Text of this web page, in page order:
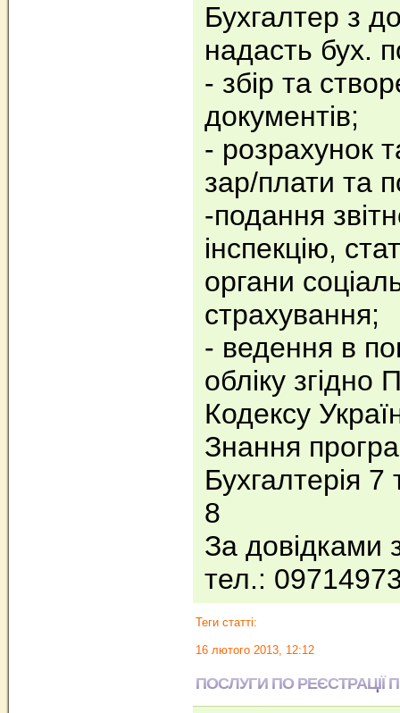
Бухгалтер з
надасть бух.
- збір та
документів;
- розрахунок
зар/плати та
-подання
інспекцію,
органи
страхування;
- ведення в
обліку згідно
Кодексу
Знання
Бухгалтерія 7
8
За довідками
тел.:
Теги статті:
16 лютого 2013, 12:12
ПОСЛУГИ ПО РЕЄСТРАЦІЇ